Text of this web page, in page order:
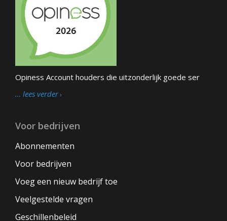
Opiness Account houders die uitzonderlijk goede ser
… lees verder
Voor bedrijven
Abonnementen
Voor bedrijven
Voeg een nieuw bedrijf toe
Veelgestelde vragen
Geschillenbeleid